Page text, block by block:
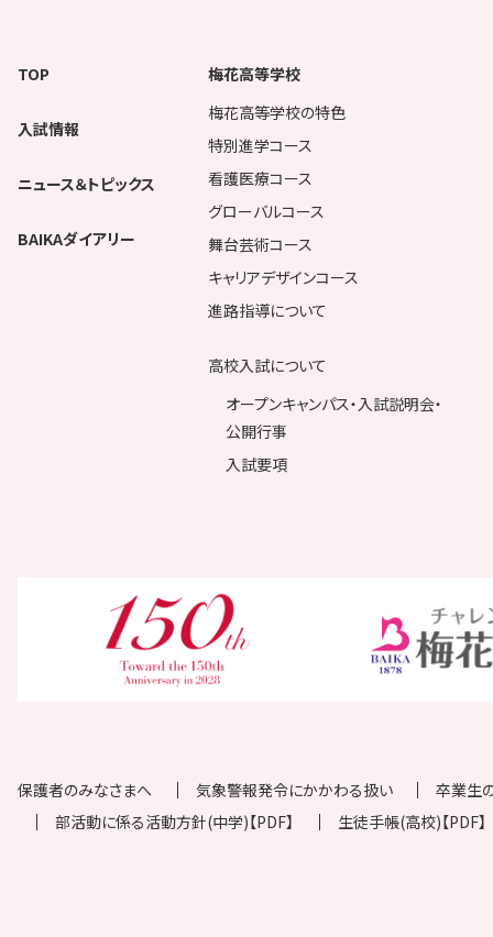
TOP
入試情報
ニュース＆トピックス
BAIKAダイアリー
梅花高等学校
梅花高等学校の特色
特別進学コース
看護医療コース
グローバルコース
舞台芸術コース
キャリアデザインコース
進路指導について
高校入試について
オープンキャンパス・入試説明会・
公開行事
入試要項
保護者のみなさまへ 気象警報発令にかかわる扱い
卒業生
部活動に係る活動方針(中学)【PDF】
生徒手帳(高校)【PDF】